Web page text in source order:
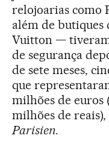
relojoarias como
além de butiques
Vuitton —
de segurança
de sete meses,
que
milhões de euros
milhões de
Parisien.